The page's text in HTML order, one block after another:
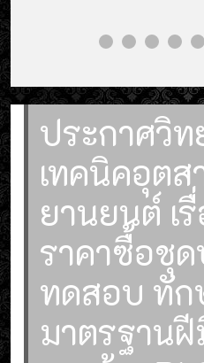
ประกาศวิท
เทคนิคอุต
ยานยนต์ เ
ราคาซื้อชุ
ทดสอบ ทัก
มาตรฐานฝี